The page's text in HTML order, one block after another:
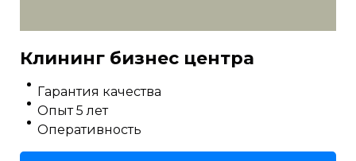
Клининг бизнес центра
Гарантия качества
Опыт 5 лет
Оперативность